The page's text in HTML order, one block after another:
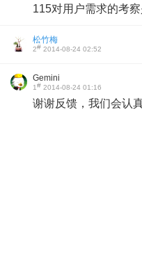
115对用户需求的考
松竹梅
2# 2014-08-24 02:52
Gemini
1# 2014-08-24 01:16
谢谢反馈，我们会认